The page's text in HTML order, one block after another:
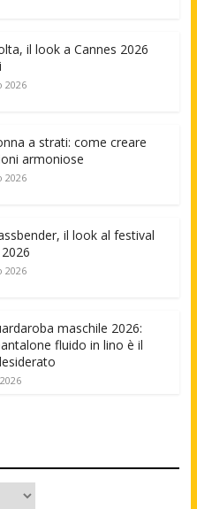
il look a Cannes 2026
2026
a strati: come creare
armoniose
2026
il look al festival
2026
maschile 2026:
fluido in lino è il